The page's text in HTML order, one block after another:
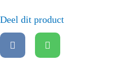
Deel dit product